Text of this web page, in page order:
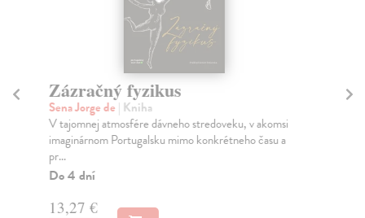
Zázračný fyzikus
Sena Jorge de | Kniha
V tajomnej atmosfére dávneho stredoveku, v akomsi
imaginárnom Portugalsku mimo konkrétneho času a
pr...
Do 4 dní
13,27 €